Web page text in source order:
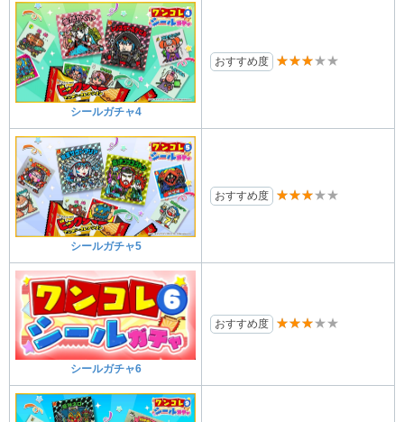
シールガチャ4
おすすめ度 ★★★★★
シールガチャ5
おすすめ度 ★★★★★
シールガチャ6
おすすめ度 ★★★★★